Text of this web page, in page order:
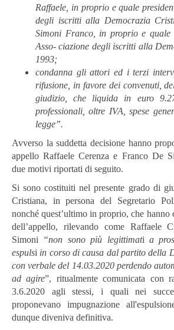
Raffaele, in proprio equale
degli iscritti alla Democrazia
Simoni Franco, in proprio e quale
Asso-ciazione degli iscritti alla
1993;
condanna gli attori ed i terzi
rifusione, in favore dei convenuti,
giudizio, che liquida in euro
professionali, oltre IVA, spese
legge”.
Avverso la suddetta decisione hanno
appello Raffaele Cerenza e Franco De
due motivi riportati di seguito.
Si sono costituiti nel presente grado di
Cristiana, in persona del Segretario
nonché quest’ultimo in proprio, che
dell’appello, rilevando come Raffaele
Simoni “non sono più legittimati a
espulsi in corso di causa dal partito della
converbale del 14.03.2020 perdendo
ad agire”, ritualmente comunicata con
3.6.2020 agli stessi, i quali nei
proponevano impugnazione
dunque diveniva definitiva.